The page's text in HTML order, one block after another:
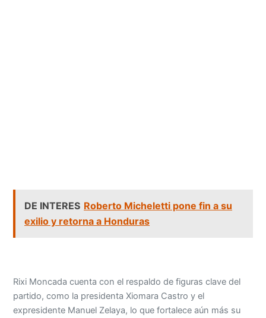
DE INTERES Roberto Micheletti pone fin a su
exilio y retorna a Honduras
Rixi Moncada cuenta con el respaldo de figuras clave del
partido, como la presidenta Xiomara Castro y el
expresidente Manuel Zelaya, lo que fortalece aún más su